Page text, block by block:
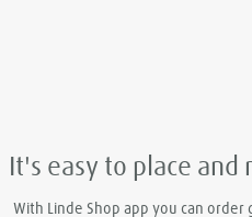
It's easy to place
With Linde Shop app you can